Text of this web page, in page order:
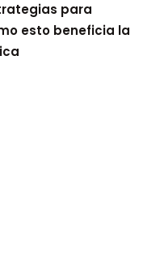
para
esto beneficia la